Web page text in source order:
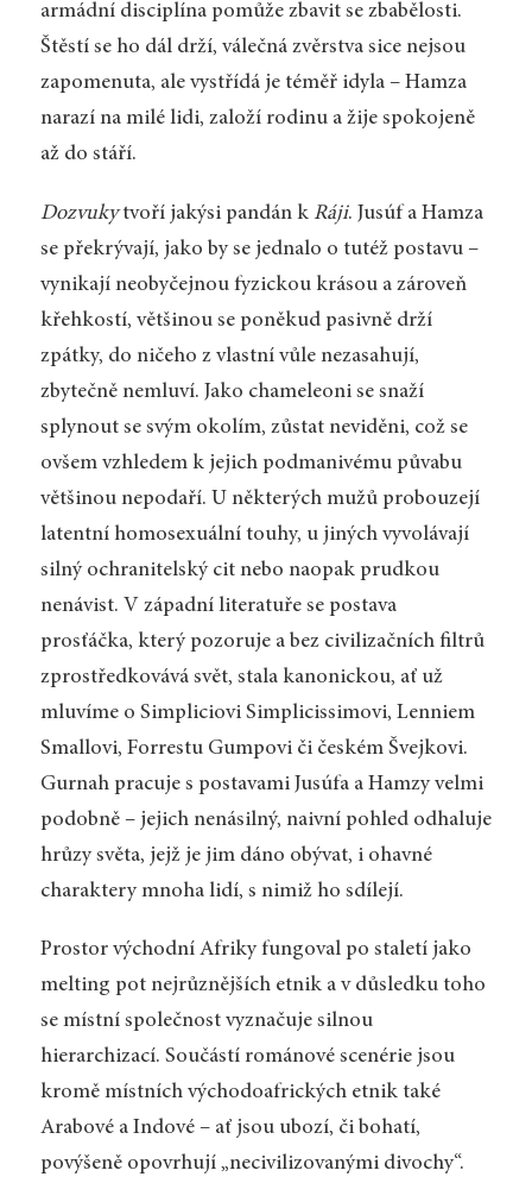
armádní disciplína pomůže zbavit se zbabělosti.
Štěstí se ho dál drží, válečná zvěrstva sice nejsou
zapomenuta, ale vystřídá je téměř idyla – Hamza
narazí na milé lidi, založí rodinu a žije spokojeně
až do stáří.
Dozvukytvoří jakýsi pandán k Ráji. Jusúf a Hamza
se překrývají, jako by se jednalo o tutéž postavu –
vynikají neobyčejnou fyzickou krásou a zároveň
křehkostí, většinou se poněkud pasivně drží
zpátky, do ničeho z vlastní vůle nezasahují,
zbytečně nemluví. Jako chameleoni se snaží
splynout se svým okolím, zůstat neviděni, což se
ovšem vzhledem k jejich podmanivému půvabu
většinou nepodaří. U některých mužů probouzejí
latentní homosexuální touhy, u jiných vyvolávají
silný ochranitelský cit nebo naopak prudkou
nenávist. V západní literatuře se postava
prosťáčka, který pozoruje a bez civilizačních filtrů
zprostředkovává svět, stala kanonickou, ať už
mluvíme o Simpliciovi Simplicissimovi, Lenniem
Smallovi, Forrestu Gumpovi či českém Švejkovi.
Gurnah pracuje s postavami Jusúfa a Hamzy velmi
podobně – jejich nenásilný, naivní pohled odhaluje
hrůzy světa, jejž je jim dáno obývat, i ohavné
charaktery mnoha lidí, s nimiž ho sdílejí.
Prostor východní Afriky fungoval po staletí jako
melting pot nejrůznějších etnik a v důsledku toho
se místní společnost vyznačuje silnou
hierarchizací. Součástí románové scenérie jsou
kromě místních východoafrických etnik také
Arabové a Indové – ať jsou ubozí, či bohatí,
povýšeně opovrhují „necivilizovanými divochy“.